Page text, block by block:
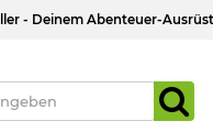
- Deinem Abenteuer-